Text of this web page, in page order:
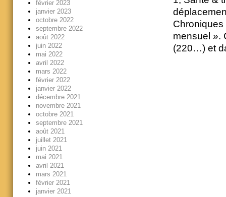
mensuel ».
(220…) et
février 2023
janvier 2023
octobre 2022
septembre 2022
août 2022
juin 2022
mai 2022
avril 2022
mars 2022
février 2022
janvier 2022
décembre 2021
novembre 2021
octobre 2021
septembre 2021
août 2021
juillet 2021
juin 2021
mai 2021
avril 2021
mars 2021
février 2021
janvier 2021